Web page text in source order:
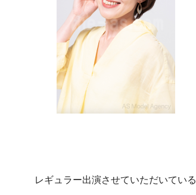
レギュラー出演させていただいている